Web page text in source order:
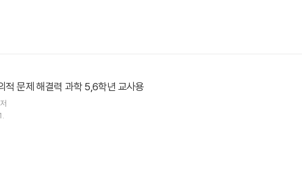
적 문제 해결력 과학 5,6학년 교사용